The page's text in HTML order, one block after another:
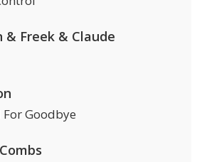
& Freek & Claude
For Goodbye